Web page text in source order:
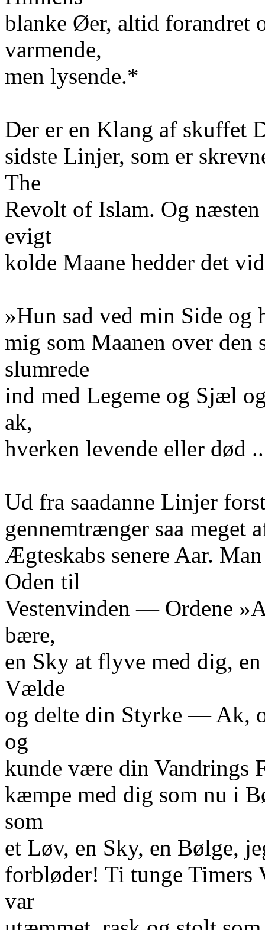
blanke Øer, altid forandret
varmende,
men lysende.*
Der er en Klang af skuffet
sidste Linjer, som er
The
Revolt of Islam. Og
evigt
kolde Maane hedder det
»Hun sad ved min Side og
mig som Maanen over den
slumrede
ind med Legeme og Sjæl
ak,
hverken levende eller død
Ud fra saadanne Linjer
gennemtrænger saa meget
Ægteskabs senere Aar.
Oden til
Vestenvinden — Ordene
bære,
en Sky at flyve med dig,
Vælde
og delte din Styrke — Ak,
og
kunde være din Vandrings
kæmpe med dig som nu i
som
et Løv, en Sky, en Bølge,
forbløder! Ti tunge Timers
var